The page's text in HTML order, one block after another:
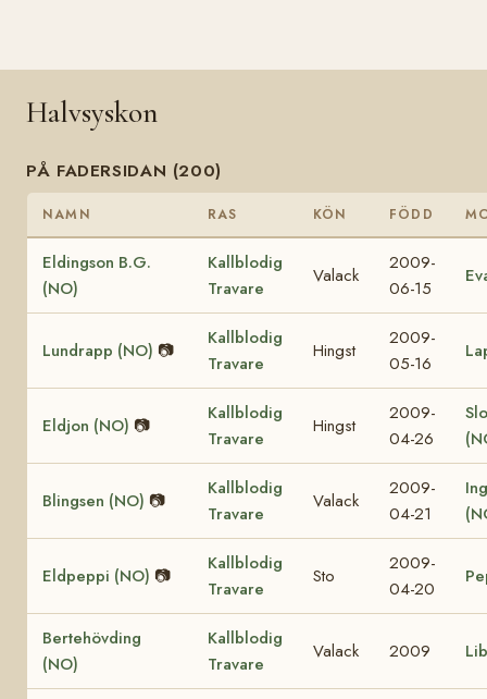
Halvsyskon
PÅ FADERSIDAN (200)
NAMN RAS KÖN FÖDD
Eldingson B.G.
(NO)
Kallblodig
Travare
Valack
2009-
06-15
Lundrapp (NO) 📷
Kallblodig
Travare
Hingst
2009-
05-16
Eldjon (NO) 📷
Kallblodig
Travare
Hingst
2009-
04-26
Blingsen (NO) 📷
Kallblodig
Travare
Valack
2009-
04-21
Eldpeppi (NO) 📷
Kallblodig
Travare
Sto
2009-
04-20
Bertehövding
(NO)
Kallblodig
Travare
Valack 2009